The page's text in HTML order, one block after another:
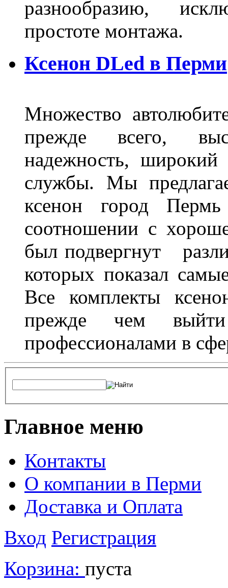
разнообразию,
простоте монтажа.
Ксенон DLed в Перми
Множество
прежде всего,
надежность, широкий
службы. Мы
ксенон город
соотношении с
был подвергнут
которых показал
Все комплекты
прежде чем
профессионалами в
Главное меню
Контакты
О компании в Перми
Доставка и Оплата
Вход Регистрация
Корзина: пуста